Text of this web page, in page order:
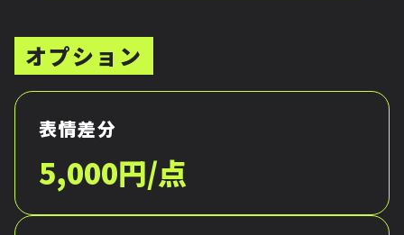
オプション
表情差分
5,000円/点